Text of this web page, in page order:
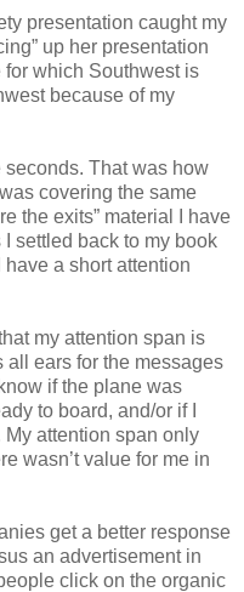
presentation caught my
up her presentation
which Southwest is
because of my
seconds. That was how
covering the same
the exits” material I have
settled back to my book
a short attention
my attention span is
all ears for the messages
if the plane was
to board, and/or if I
attention span only
wasn’t value for me in
get a better response
an advertisement in
click on the organic